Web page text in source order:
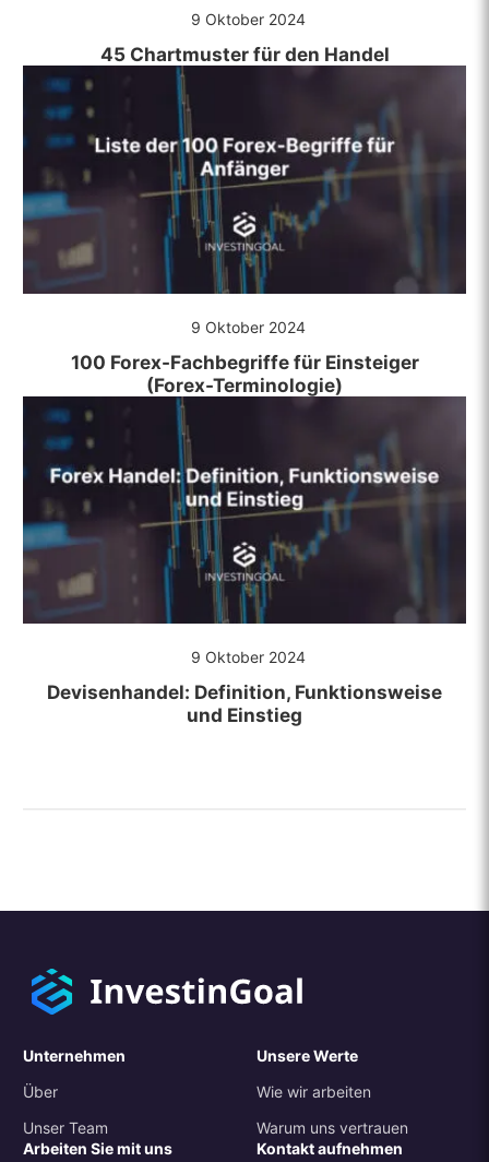
9 Oktober 2024
45 Chartmuster für den Handel
9 Oktober 2024
100 Forex-Fachbegriffe für Einsteiger
(Forex-Terminologie)
9 Oktober 2024
Devisenhandel: Definition, Funktionsweise
und Einstieg
Unternehmen
Über
Unser Team
Unsere Werte
Wie wir arbeiten
Warum uns vertrauen
Arbeiten Sie mit uns
Kontakt aufnehmen